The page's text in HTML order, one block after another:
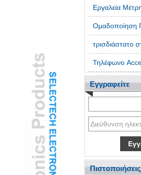
Εργαλεία
Ομαδοποίηση
τρισδιάστατο
Τηλέφωνο
Εγγραφείτε
Πιστοποιήσεις